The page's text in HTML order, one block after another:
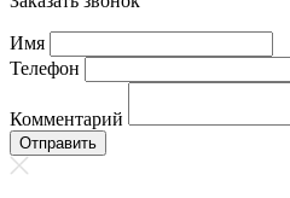
Имя
Телефон
Комментарий
Отправить